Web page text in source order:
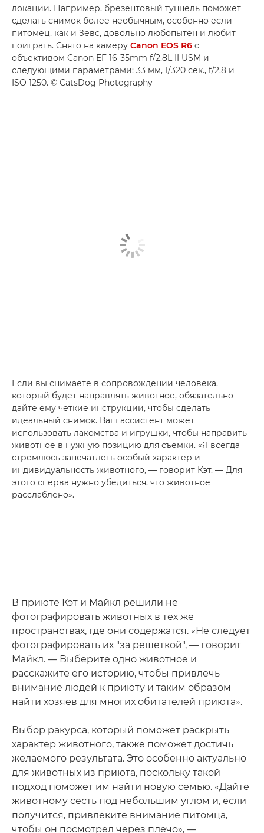
локации. Например, брезентовый туннель поможет
сделать снимок более необычным, особенно если
питомец, как и Зевс, довольно любопытен и любит
поиграть. Снято на камеру Canon EOS R6 с
объективом Canon EF 16-35mm f/2.8L II USM и
следующими параметрами: 33 мм, 1/320 сек., f/2.8 и
ISO 1250. © CatsDog Photography
Если вы снимаете в сопровождении человека,
который будет направлять животное, обязательно
дайте ему четкие инструкции, чтобы сделать
идеальный снимок. Ваш ассистент может
использовать лакомства и игрушки, чтобы направить
животное в нужную позицию для съемки. «Я всегда
стремлюсь запечатлеть особый характер и
индивидуальность животного, — говорит Кэт. — Для
этого сперва нужно убедиться, что животное
расслаблено».
В приюте Кэт и Майкл решили не
фотографировать животных в тех же
пространствах, где они содержатся. «Не следует
фотографировать их "за решеткой", — говорит
Майкл. — Выберите одно животное и
расскажите его историю, чтобы привлечь
внимание людей к приюту и таким образом
найти хозяев для многих обитателей приюта».
Выбор ракурса, который поможет раскрыть
характер животного, также поможет достичь
желаемого результата. Это особенно актуально
для животных из приюта, поскольку такой
подход поможет им найти новую семью. «Дайте
животному сесть под небольшим углом и, если
получится, привлеките внимание питомца,
чтобы он посмотрел через плечо», —